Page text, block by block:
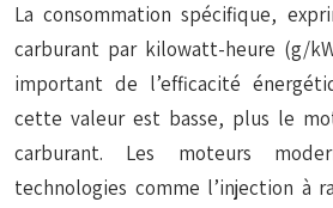
La consommation spécifique,
carburant par kilowatt-heure (g/
important de l’efficacité
cette valeur est basse, plus le
carburant. Les moteurs
technologies comme l’injection à